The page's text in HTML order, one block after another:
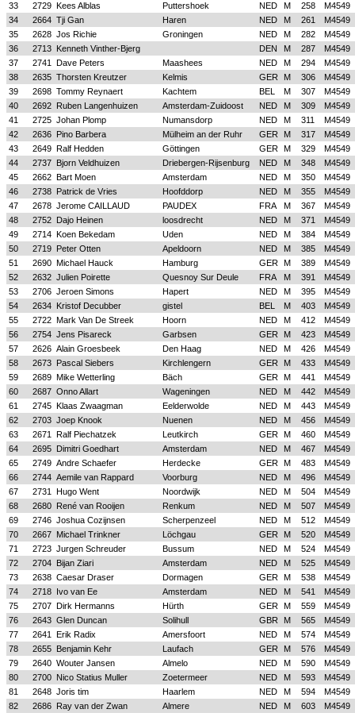
33
2729 Kees Alblas Puttershoek NED M 258
M4549
34
2664 Tji Gan Haren NED M 261
M4549
35
2628 Jos Richie Groningen NED M 282
M4549
36
2713 Kenneth Vinther-Bjerg DEN M 287
M4549
37
2741 Dave Peters Maashees NED M 294
M4549
38
2635 Thorsten Kreutzer Kelmis GER M 306
M4549
39
2698 Tommy Reynaert Kachtem BEL M 307
M4549
40
2692 Ruben Langenhuizen Amsterdam-Zuidoost NED M 309
M4549
41
2725 Johan Plomp Numansdorp NED M 311
M4549
42
2636 Pino Barbera Mülheim an der Ruhr GER M 317
M4549
43
2649 Ralf Hedden Göttingen GER M 329
M4549
44
2737 Bjorn Veldhuizen Driebergen-Rijsenburg NED M 348
M4549
45
2662 Bart Moen Amsterdam NED M 350
M4549
46
2738 Patrick de Vries Hoofddorp NED M 355
M4549
47
2678 Jerome CAILLAUD PAUDEX FRA M 367
M4549
48
2752 Dajo Heinen loosdrecht NED M 371
M4549
49
2714 Koen Bekedam Uden NED M 384
M4549
50
2719 Peter Otten Apeldoorn NED M 385
M4549
51
2690 Michael Hauck Hamburg GER M 389
M4549
52
2632 Julien Poirette Quesnoy Sur Deule FRA M 391
M4549
53
2706 Jeroen Simons Hapert NED M 395
M4549
54
2634 Kristof Decubber gistel BEL M 403
M4549
55
2722 Mark Van De Streek Hoorn NED M 412
M4549
56
2754 Jens Pisareck Garbsen GER M 423
M4549
57
2626 Alain Groesbeek Den Haag NED M 426
M4549
58
2673 Pascal Siebers Kirchlengern GER M 433
M4549
59
2689 Mike Wetterling Bäch GER M 441
M4549
60
2687 Onno Allart Wageningen NED M 442
M4549
61
2745 Klaas Zwaagman Eelderwolde NED M 443
M4549
62
2703 Joep Knook Nuenen NED M 456
M4549
63
2671 Ralf Piechatzek Leutkirch GER M 460
M4549
64
2695 Dimitri Goedhart Amsterdam NED M 467
M4549
65
2749 Andre Schaefer Herdecke GER M 483
M4549
66
2744 Aemile van Rappard Voorburg NED M 496
M4549
67
2731 Hugo Went Noordwijk NED M 504
M4549
68
2680 René van Rooijen Renkum NED M 507
M4549
69
2746 Joshua Cozijnsen Scherpenzeel NED M 512
M4549
70
2667 Michael Trinkner Löchgau GER M 520
M4549
71
2723 Jurgen Schreuder Bussum NED M 524
M4549
72
2704 Bijan Ziari Amsterdam NED M 525
M4549
73
2638 Caesar Draser Dormagen GER M 538
M4549
74
2718 Ivo van Ee Amsterdam NED M 541
M4549
75
2707 Dirk Hermanns Hürth GER M 559
M4549
76
2643 Glen Duncan Solihull GBR M 565
M4549
77
2641 Erik Radix Amersfoort NED M 574
M4549
78
2655 Benjamin Kehr Laufach GER M 576
M4549
79
2640 Wouter Jansen Almelo NED M 590
M4549
80
2700 Nico Statius Muller Zoetermeer NED M 593
M4549
81
2648 Joris tim Haarlem NED M 594
M4549
82
2686 Ray van der Zwan Almere NED M 603
M4549